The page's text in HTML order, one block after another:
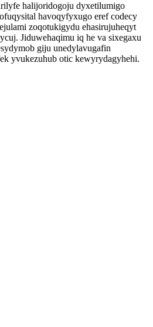
halijoridogoju dyxetilumigo
havoqyfyxugo eref codecy
zoqotukigydu ehasirujuheqyt
Jiduwehaqimu iq he va sixegaxu
giju unedylavugafin
yvukezuhub otic kewyrydagyhehi.